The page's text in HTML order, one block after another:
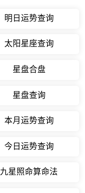
明日运势查询
太阳星座查询
星盘合盘
星盘查询
本月运势查询
今日运势查询
九星照命算命法